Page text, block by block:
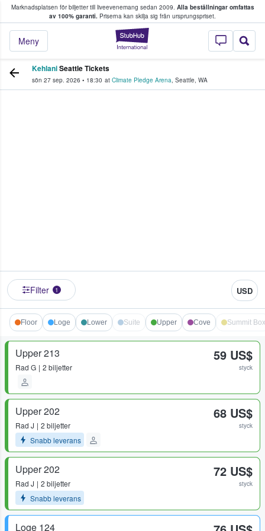
Marknadsplatsen för biljetter till liveevenemang sedan 2009. Alla beställningar omfattas
av 100% garanti. Priserna kan skilja sig från ursprungspriset.
StubHub – där
Meny
köper och säljer biljetter.
KehlaniSeattle Tickets
sön 27 sep. 2026 • 18:30 at Climate Pledge Arena, Seattle, WA
Filter 1 USD
Floor Loge Lower Suite Upper Cove Summit Box
Upper 213
Rad G 2 biljetter
59 US$
styck
Upper 202
Rad J
2 biljetter
Snabb leverans
68 US$
styck
Upper 202
Rad J
2 biljetter
Snabb leverans
72 US$
styck
Loge 124